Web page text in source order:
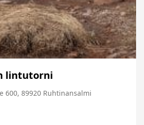
lintutorni
600, 89920 Ruhtinansalmi